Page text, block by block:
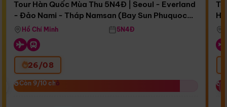
Còn17 ngày 06:51:51
Bay Sun Phuquoc Airways
Tour Hàn Quốc Mùa Thu 5N4Đ | Seoul - Everland
- Đảo Nami - Tháp Namsan (Bay Sun Phuquoc
Airways)
Hồ Chí Minh 5N4Đ
26/08
Còn 9/10 chỗ
Còn 9/10 chỗ